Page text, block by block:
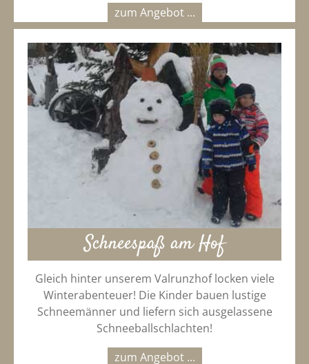
zum Angebot ...
Schneespaß am Hof
Gleich hinter unserem Valrunzhof locken viele
Winterabenteuer! Die Kinder bauen lustige
Schneemänner und liefern sich ausgelassene
Schneeballschlachten!
zum Angebot ...